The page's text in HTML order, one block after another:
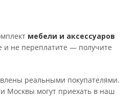
мебели и аксессуаров
и не переплатите — получите
реальными покупателями.
Москвы могут приехать в наш